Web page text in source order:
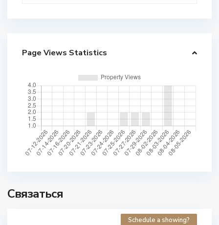
Page Views Statistics
Связаться
Schedule a showing?